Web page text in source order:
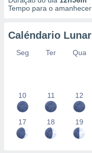
Tempo para o amanhecer
Caléndario Lunar
Seg Ter Qua
10 11 12
17 18 19